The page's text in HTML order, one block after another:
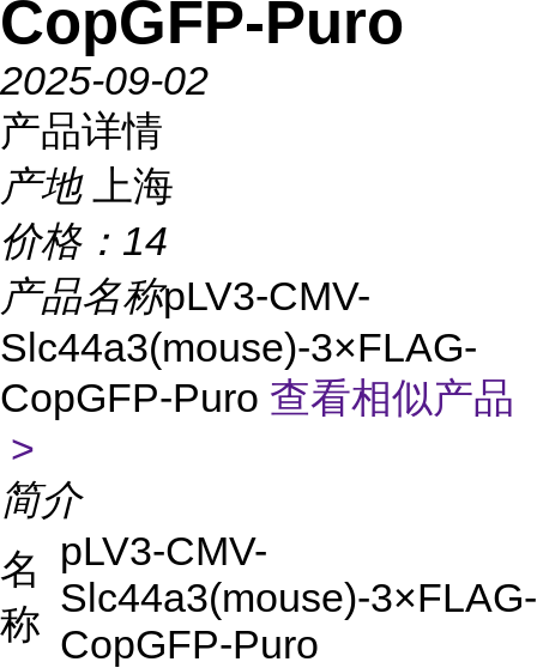
CopGFP-Puro
2025-09-02
产品详情
产地
上海
价格： 14
产品名称pLV3-CMV-
Slc44a3(mouse)-3×FLAG-
CopGFP-Puro 查看相似产品
>
简介
名
称
pLV3-CMV-
Slc44a3(mouse)-3×FLAG-
CopGFP-Puro